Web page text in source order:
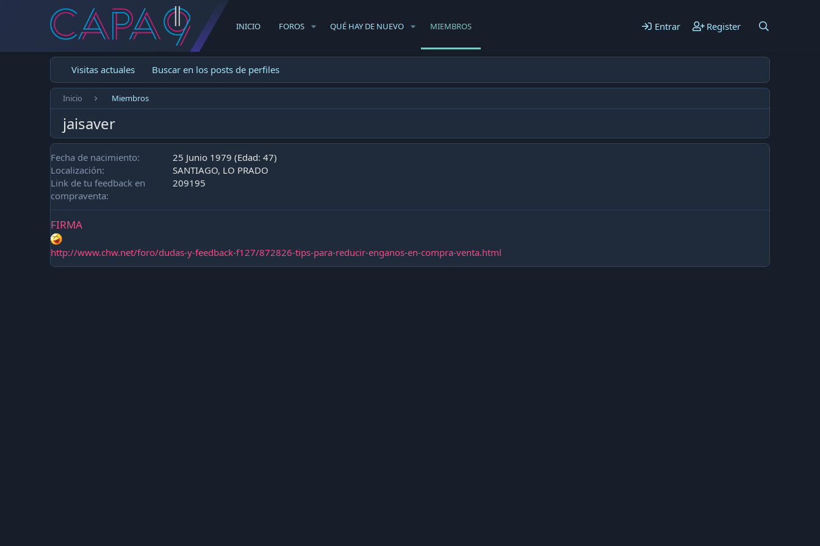
INICIO FOROS QUÉ HAY DE NUEVO MIEMBROS Entrar Register
Visitas actuales Buscar en los posts de perfiles
Inicio Miembros
jaisaver
Fecha de nacimiento
25 Junio 1979 (Edad: 47)
Localización
SANTIAGO, LO PRADO
Link de tu feedback en
compraventa
209195
FIRMA
http://www.chw.net/foro/dudas-y-feedback-f127/872826-tips-para-reducir-enganos-en-compra-venta.html